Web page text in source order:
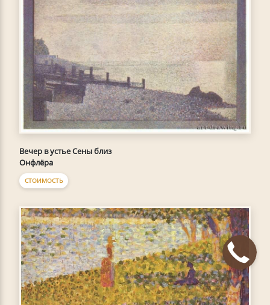
Вечер в устье Сены близ
Онфлёра
СТОИМОСТЬ